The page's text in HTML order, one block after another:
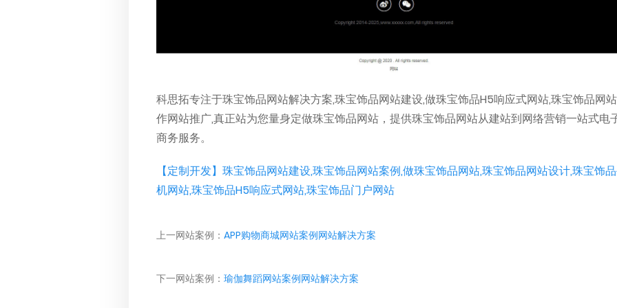
科思拓专注于珠宝饰品网站解决方案,珠宝饰品网站建设,做珠宝饰品H5响应式网站,珠宝饰品网
作网站推广,真正站为您量身定做珠宝饰品网站，提供珠宝饰品网站从建站到网络营销一站式电
商务服务。
【定制开发】珠宝饰品网站建设,珠宝饰品网站案例,做珠宝饰品网站,珠宝饰品网站设计,珠宝饰
机网站,珠宝饰品H5响应式网站,珠宝饰品门户网站
上一网站案例： APP购物商城网站案例网站解决方案
下一网站案例： 瑜伽舞蹈网站案例网站解决方案